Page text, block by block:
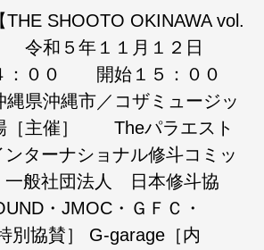
SHOOTO OKINAWA vol.
令和５年１１月１２日
：００ 開始１５：００
県沖縄市／コザミュージッ
［主催］ Theパラエスト
ターナショナル修斗コミッ
般社団法人 日本修斗協
・JMOC・ＧＦＣ・
別協賛］ G-garage［内